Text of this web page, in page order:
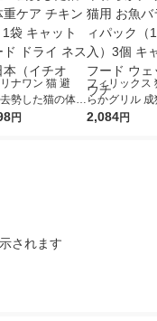
ナワン 猫 避
勢した猫の体重
キン 2kg 1袋
円
フィリックス
らかグリル
魚バラエティ
2,084円
されます